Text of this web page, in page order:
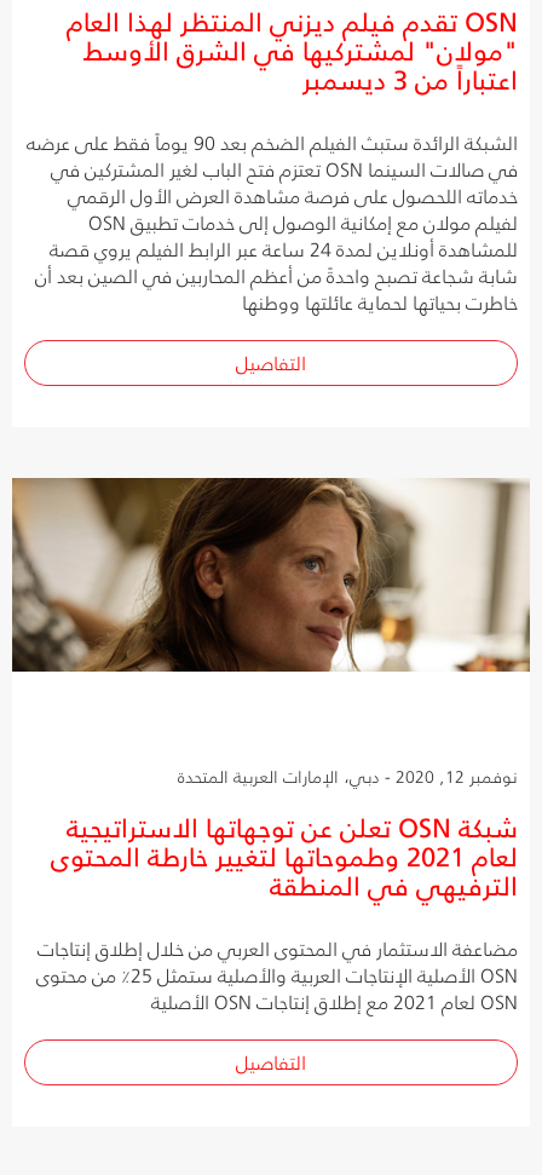
OSN تقدم فيلم ديزني المنتظر لهذا العام
"مولان" لمشتركيها في الشرق الأوسط
اعتباراً من 3 ديسمبر
الشبكة الرائدة ستبث الفيلم الضخم بعد 90 يوماً فقط على عرضه
في صالات السينما OSN تعتزم فتح الباب لغير المشتركين في
خدماته اللحصول على فرصة مشاهدة العرض الأول الرقمي
لفيلم مولان مع إمكانية الوصول إلى خدمات تطبيق OSN
للمشاهدة أونلاين لمدة 24 ساعة عبر الرابط الفيلم يروي قصة
شابة شجاعة تصبح واحدةً من أعظم المحاربين في الصين بعد أن
خاطرت بحياتها لحماية عائلتها ووطنها
التفاصيل
نوفمبر 12, 2020 - دبي، الإمارات العربية المتحدة
شبكة OSN تعلن عن توجهاتها الاستراتيجية
لعام 2021 وطموحاتها لتغيير خارطة المحتوى
الترفيهي في المنطقة
مضاعفة الاستثمار في المحتوى العربي من خلال إطلاق إنتاجات
OSN الأصلية الإنتاجات العربية والأصلية ستمثل 25٪ من محتوى
OSN لعام 2021 مع إطلاق إنتاجات OSN الأصلية
التفاصيل